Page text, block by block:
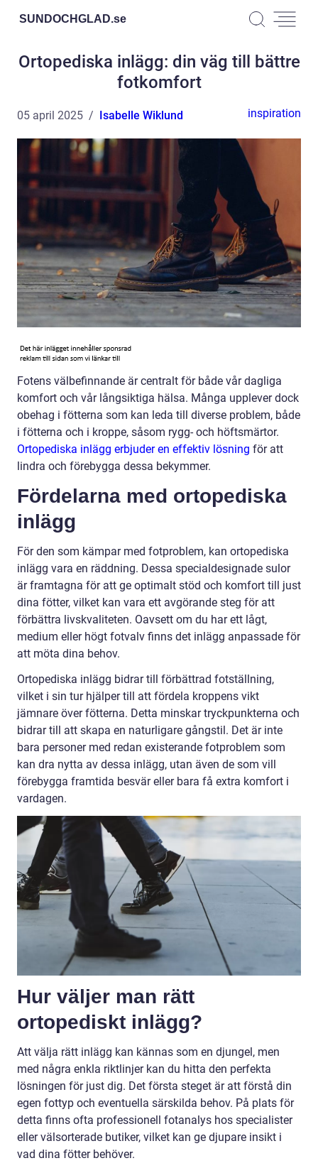
SUNDOCHGLAD.se
Ortopediska inlägg: din väg till bättre
fotkomfort
05 april 2025 Isabelle Wiklund inspiration
Fotens välbefinnande är centralt för både vår dagliga
komfort och vår långsiktiga hälsa. Många upplever dock
obehag i fötterna som kan leda till diverse problem, både
i fötterna och i kroppe, såsom rygg- och höftsmärtor.
Ortopediska inlägg erbjuder en effektiv lösning för att
lindra och förebygga dessa bekymmer.
Fördelarna med ortopediska
inlägg
För den som kämpar med fotproblem, kan ortopediska
inlägg vara en räddning. Dessa specialdesignade sulor
är framtagna för att ge optimalt stöd och komfort till just
dina fötter, vilket kan vara ett avgörande steg för att
förbättra livskvaliteten. Oavsett om du har ett lågt,
medium eller högt fotvalv finns det inlägg anpassade för
att möta dina behov.
Ortopediska inlägg bidrar till förbättrad fotställning,
vilket i sin tur hjälper till att fördela kroppens vikt
jämnare över fötterna. Detta minskar tryckpunkterna och
bidrar till att skapa en naturligare gångstil. Det är inte
bara personer med redan existerande fotproblem som
kan dra nytta av dessa inlägg, utan även de som vill
förebygga framtida besvär eller bara få extra komfort i
vardagen.
Hur väljer man rätt
ortopediskt inlägg?
Att välja rätt inlägg kan kännas som en djungel, men
med några enkla riktlinjer kan du hitta den perfekta
lösningen för just dig. Det första steget är att förstå din
egen fottyp och eventuella särskilda behov. På plats för
detta finns ofta professionell fotanalys hos specialister
eller välsorterade butiker, vilket kan ge djupare insikt i
vad dina fötter behöver.